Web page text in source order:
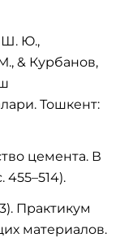
Ш. Ю.,
& Курбанов,
Тошкент:
цемента. В
Практикум
материалов.